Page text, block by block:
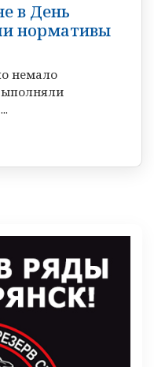
в День
нормативы
немало